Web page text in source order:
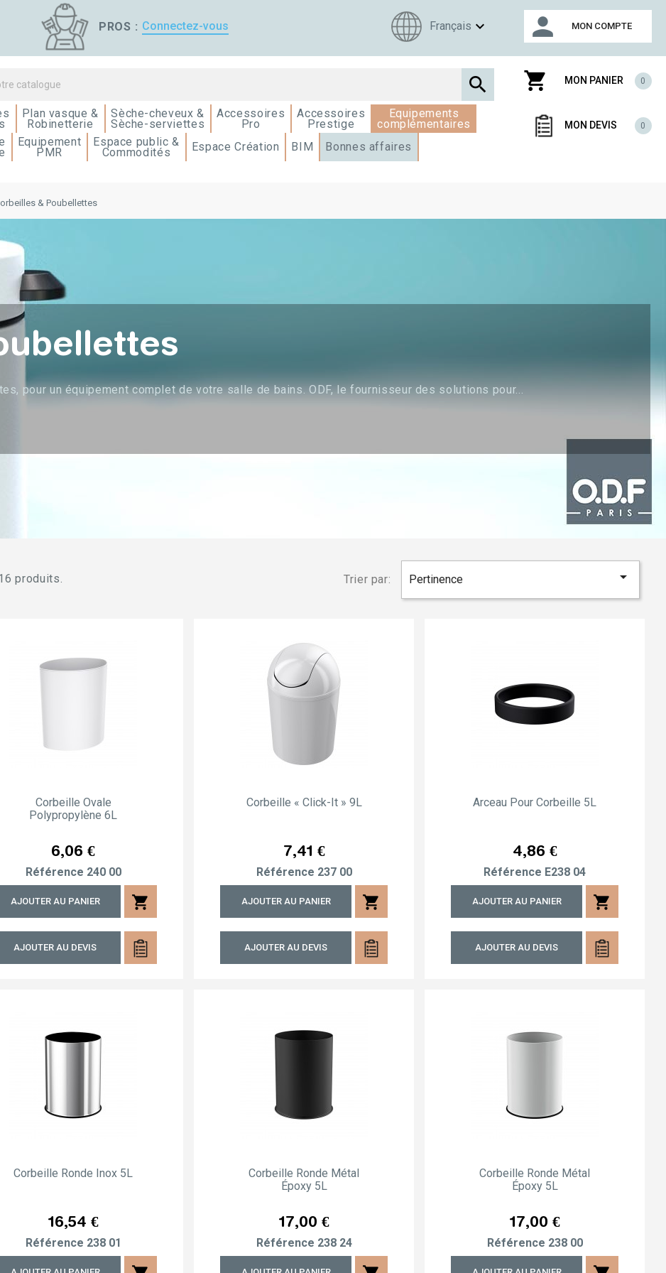
PROS : Connectez-vous Français expand_more person MON COMPTE

Plan vasque &
Robinetterie
Sèche-cheveux &
Sèche-serviettes
Accessoires
Pro
Accessoires
Prestige
Equipements
complémentaires
Equipement
PMR
Espace public &
Commodités Espace Création BIM Bonnes affaires
shopping_cart MON PANIER 0
MON DEVIS 0
& Poubellettes
pour un équipement complet de votre salle de bains. ODF, le fournisseur des solutions pour...
produits. Trier par: Pertinence 
Corbeille Ovale
Polypropylène 6L
Prix
6,06 €
Référence 240 00
AJOUTER AU PANIER shopping_cart
AJOUTER AU DEVIS
Corbeille « Click-It » 9L
Prix
7,41 €
Référence 237 00
AJOUTER AU PANIER shopping_cart
AJOUTER AU DEVIS
Arceau Pour Corbeille 5L
Prix
4,86 €
Référence E238 04
AJOUTER AU PANIER shopping_cart
AJOUTER AU DEVIS
Corbeille Ronde Inox 5L
Prix
16,54 €
Référence 238 01
Corbeille Ronde Métal
Époxy 5L
Prix
17,00 €
Référence 238 24
Corbeille Ronde Métal
Époxy 5L
Prix
17,00 €
Référence 238 00